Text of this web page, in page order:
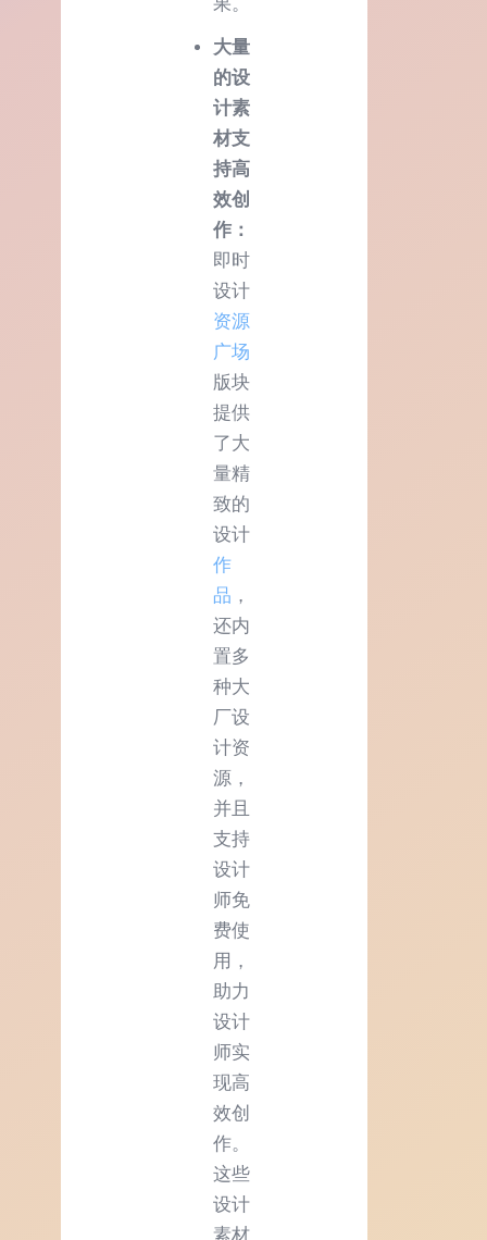
大量
的设
计素
材支
持高
效创
作：
即时
设计
资源
广场
版块
提供
了大
量精
致的
设计
作
品 ，
还内
置多
种大
厂设
计资
源，
并且
支持
设计
师免
费使
用，
助力
设计
师实
现高
效创
作。
这些
设计
素材